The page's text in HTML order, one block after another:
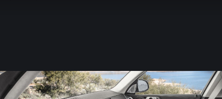
Polityka prywatności